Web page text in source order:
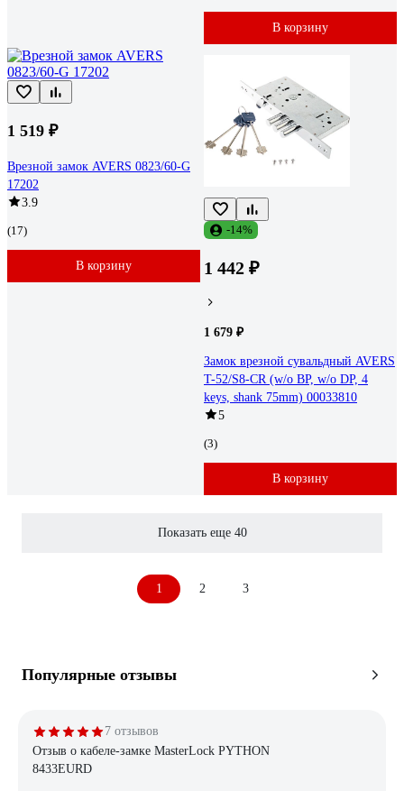
В корзину
1 519 ₽
Врезной замок AVERS 0823/60-G
17202
3.9
(17)
В корзину
-14%
1 442 ₽
1 679 ₽
Замок врезной сувальдный AVERS
T-52/S8-CR (w/o BP, w/o DP, 4
keys, shank 75mm) 00033810
5
(3)
В корзину
Показать еще 40
1 2 3
Популярные отзывы
7 отзывов
Отзыв о кабеле-замке MasterLock PYTHON
8433EURD